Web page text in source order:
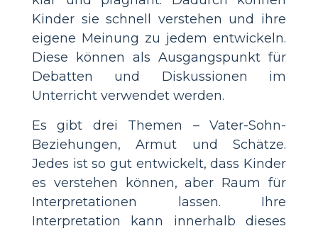
Kinder sie schnell verstehen und ihre
eigene Meinung zu jedem entwickeln.
Diese können als Ausgangspunkt für
Debatten und Diskussionen im
Unterricht verwendet werden.
Es gibt drei Themen – Vater-Sohn-
Beziehungen, Armut und Schätze.
Jedes ist so gut entwickelt, dass Kinder
es verstehen können, aber Raum für
Interpretationen lassen. Ihre
Interpretation kann innerhalb dieses